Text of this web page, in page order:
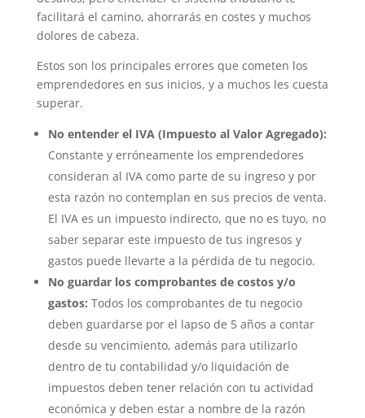
facilitará el camino, ahorrarás en costes y muchos
dolores de cabeza.
Estos son los principales errores que cometen los
emprendedores en sus inicios, y a muchos les cuesta
superar.
No entender el IVA (Impuesto al Valor Agregado):
Constante y erróneamente los emprendedores
consideran al IVA como parte de su ingreso y por
esta razón no contemplan en sus precios de venta.
El IVA es un impuesto indirecto, que no es tuyo, no
saber separar este impuesto de tus ingresos y
gastos puede llevarte a la pérdida de tu negocio.
No guardar los comprobantes de costos y/o
gastos: Todos los comprobantes de tu negocio
deben guardarse por el lapso de 5 años a contar
desde su vencimiento, además para utilizarlo
dentro de tu contabilidad y/o liquidación de
impuestos deben tener relación con tu actividad
económica y deben estar a nombre de la razón